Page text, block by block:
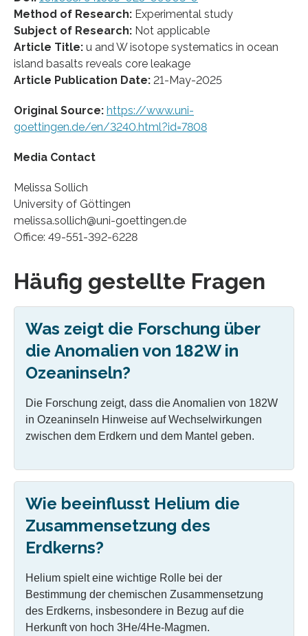
Method of Research: Experimental study
Subject of Research: Not applicable
Article Title: u and W isotope systematics in ocean
island basalts reveals core leakage
Article Publication Date: 21-May-2025
Original Source: https://www.uni-
goettingen.de/en/3240.html?id=7808
Media Contact
Melissa Sollich
University of Göttingen
melissa.sollich@uni-goettingen.de
Office: 49-551-392-6228
Häufig gestellte Fragen
Was zeigt die Forschung über
die Anomalien von 182W in
Ozeaninseln?
Die Forschung zeigt, dass die Anomalien von 182W
in Ozeaninseln Hinweise auf Wechselwirkungen
zwischen dem Erdkern und dem Mantel geben.
Wie beeinflusst Helium die
Zusammensetzung des
Erdkerns?
Helium spielt eine wichtige Rolle bei der
Bestimmung der chemischen Zusammensetzung
des Erdkerns, insbesondere in Bezug auf die
Herkunft von hoch 3He/4He-Magmen.